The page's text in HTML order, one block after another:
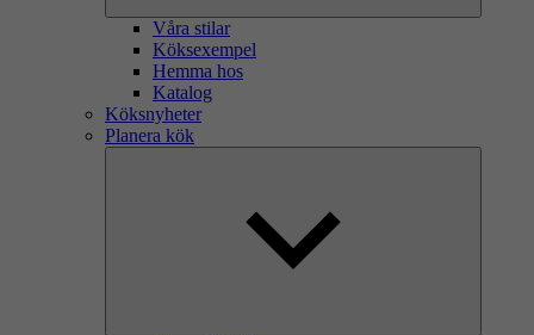
Våra stilar
Köksexempel
Hemma hos
Katalog
Köksnyheter
Planera kök